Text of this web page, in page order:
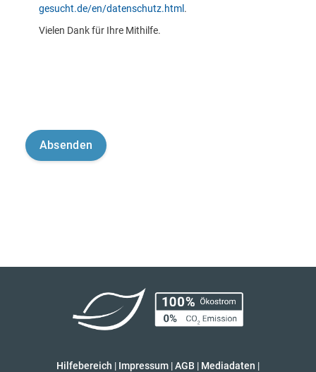
gesucht.de/en/datenschutz.html .
Vielen Dank für Ihre Mithilfe.
Hilfebereich | Impressum |AGB | Mediadaten |